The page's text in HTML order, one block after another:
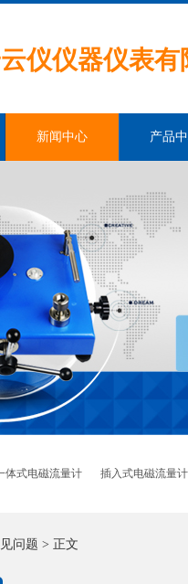
仪仪器仪表有
新闻中心 产品
体式电磁流量计 插入式电磁流量计
问题 > 正文